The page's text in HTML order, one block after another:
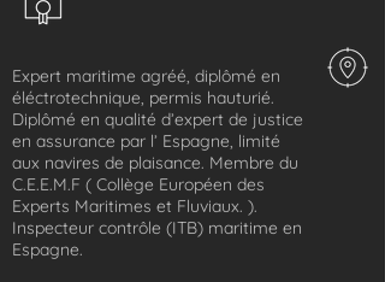
Expert maritime agréé, diplômé en
éléctrotechnique, permis hauturié.
Diplômé en qualité d’expert de justice
en assurance par l’ Espagne, limité
aux navires de plaisance. Membre du
C.E.E.M.F ( Collège Européen des
Experts Maritimes et Fluviaux. ).
Inspecteur contrôle (ITB) maritime en
Espagne.